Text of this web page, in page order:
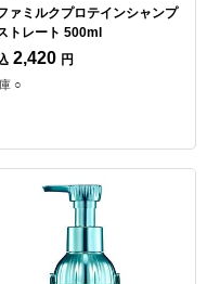
ァミルクプロテインシャンプ
トレート 500ml
2,420 円
○